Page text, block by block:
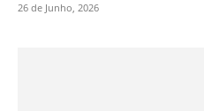
26 de Junho, 2026